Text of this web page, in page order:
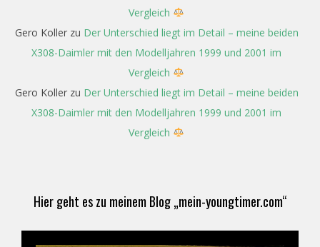
Vergleich
Gero Kollerzu Der Unterschied liegt im Detail – meine beiden
X308-Daimler mit den Modelljahren 1999 und 2001 im
Vergleich
Gero Kollerzu Der Unterschied liegt im Detail – meine beiden
X308-Daimler mit den Modelljahren 1999 und 2001 im
Vergleich
Hier geht es zu meinem Blog „mein-youngtimer.com“